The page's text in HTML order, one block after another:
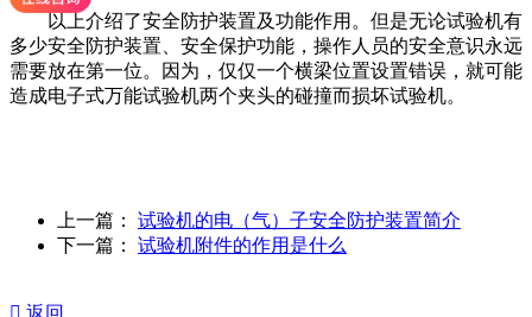
以上介绍了安全防护装置及功能作用。但是无论试验机有
多少安全防护装置、安全保护功能，操作人员的安全意识永远
需要放在第一位。因为，仅仅一个横梁位置设置错误，就可能
造成电子式万能试验机两个夹头的碰撞而损坏试验机。
上一篇： 试验机的电（气）子安全防护装置简介
下一篇： 试验机附件的作用是什么
 返回